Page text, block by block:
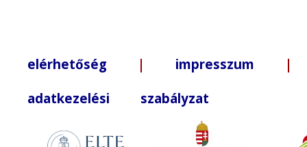
elérhetőség | impresszum |
adatkezelési szabályzat